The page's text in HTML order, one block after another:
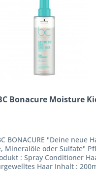
Bonacure Moisture
BONACURE "Deine neue
Mineralöle oder Sulfate"
: Spray Conditioner
Haar Inhalt :